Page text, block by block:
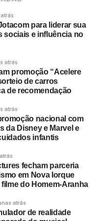
colaboradores
a forma mais relevante
contra 20% que optam
materiais. A
aumentam a
em até 35%, além de
incremento na
com programas
registram até três
suas metas de
sem
Unidos e Canadá
do setor.
comercializados mais
para liderar sua
sociais e influência no
atrás
promoção “Acelere
de carros
de recomendação
atrás
nacional com
da Disney e Marvel e
infantis
fecham parceria
em Nova Iorque
do Homem-Aranha
atrás
de realidade